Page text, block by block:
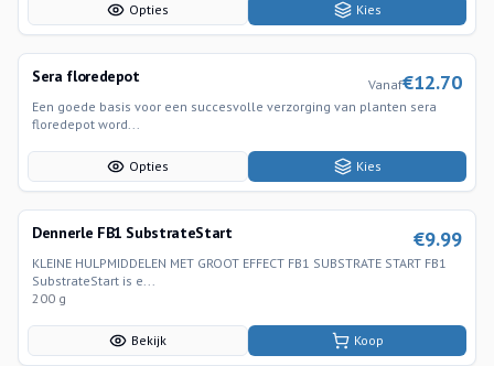
Opties Kies
Sera floredepot Vanaf€12.70
Een goede basis voor een succesvolle verzorging van planten sera
floredepot word...
Opties Kies
Dennerle FB1 SubstrateStart €9.99
KLEINE HULPMIDDELEN MET GROOT EFFECT FB1 SUBSTRATE START FB1
SubstrateStart is e...
200 g
Bekijk Koop